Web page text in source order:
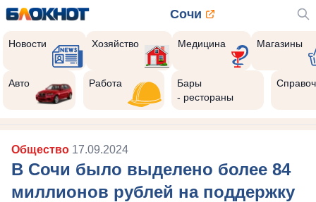
Сочи
Новости Хозяйство Медицина Магазины
Авто Работа
Бары
- рестораны
Общество 17.09.2024
В Сочи было выделено более 84
миллионов рублей на поддержку